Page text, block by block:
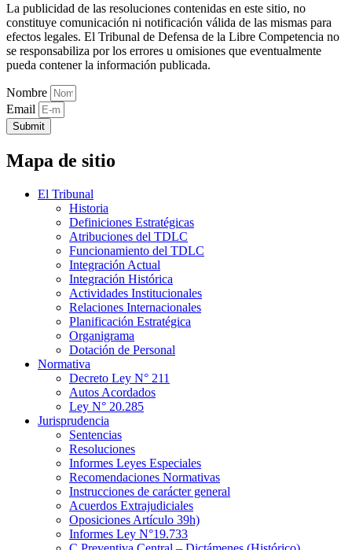
La publicidad de las resoluciones contenidas en este sitio, no
constituye comunicación ni notificación válida de las mismas para
efectos legales. El Tribunal de Defensa de la Libre Competencia no
se responsabiliza por los errores u omisiones que eventualmente
pueda contener la información publicada.
Nombre
Email
Submit
Mapa de sitio
El Tribunal
Historia
Definiciones Estratégicas
Atribuciones del TDLC
Funcionamiento del TDLC
Integración Actual
Integración Histórica
Actividades Institucionales
Relaciones Internacionales
Planificación Estratégica
Organigrama
Dotación de Personal
Normativa
Decreto Ley N° 211
Autos Acordados
Ley N° 20.285
Jurisprudencia
Sentencias
Resoluciones
Informes Leyes Especiales
Recomendaciones Normativas
Instrucciones de carácter general
Acuerdos Extrajudiciales
Oposiciones Artículo 39h)
Informes Ley N°19.733